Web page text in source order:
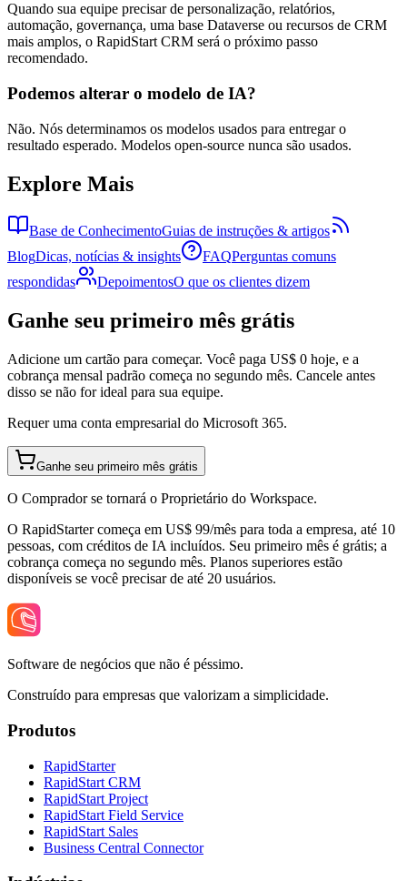
Quando sua equipe precisar de personalização, relatórios,
automação, governança, uma base Dataverse ou recursos de CRM
mais amplos, o RapidStart CRM será o próximo passo
recomendado.
Podemos alterar o modelo de IA?
Não. Nós determinamos os modelos usados para entregar o
resultado esperado. Modelos open-source nunca são usados.
Explore Mais
Base de ConhecimentoGuias de instruções & artigos
BlogDicas, notícias & insights FAQPerguntas comuns
respondidas
DepoimentosO que os clientes dizem
Ganhe seu primeiro mês grátis
Adicione um cartão para começar. Você paga US$ 0 hoje, e a
cobrança mensal padrão começa no segundo mês. Cancele antes
disso se não for ideal para sua equipe.
Requer uma conta empresarial do Microsoft 365.
Ganhe seu primeiro mês grátis
O Comprador se tornará o Proprietário do Workspace.
O RapidStarter começa em US$ 99/mês para toda a empresa, até 10
pessoas, com créditos de IA incluídos. Seu primeiro mês é grátis; a
cobrança começa no segundo mês. Planos superiores estão
disponíveis se você precisar de até 20 usuários.
Software de negócios que não é péssimo.
Construído para empresas que valorizam a simplicidade.
Produtos
RapidStarter
RapidStart CRM
RapidStart Project
RapidStart Field Service
RapidStart Sales
Business Central Connector